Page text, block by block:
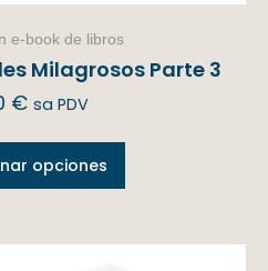
e-book de libros
Milagrosos Parte 3
€ sa PDV
opciones